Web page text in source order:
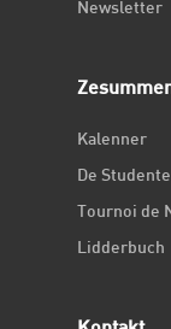
Newsletter
Kalenner
De
Tournoi de
Lidderbuch